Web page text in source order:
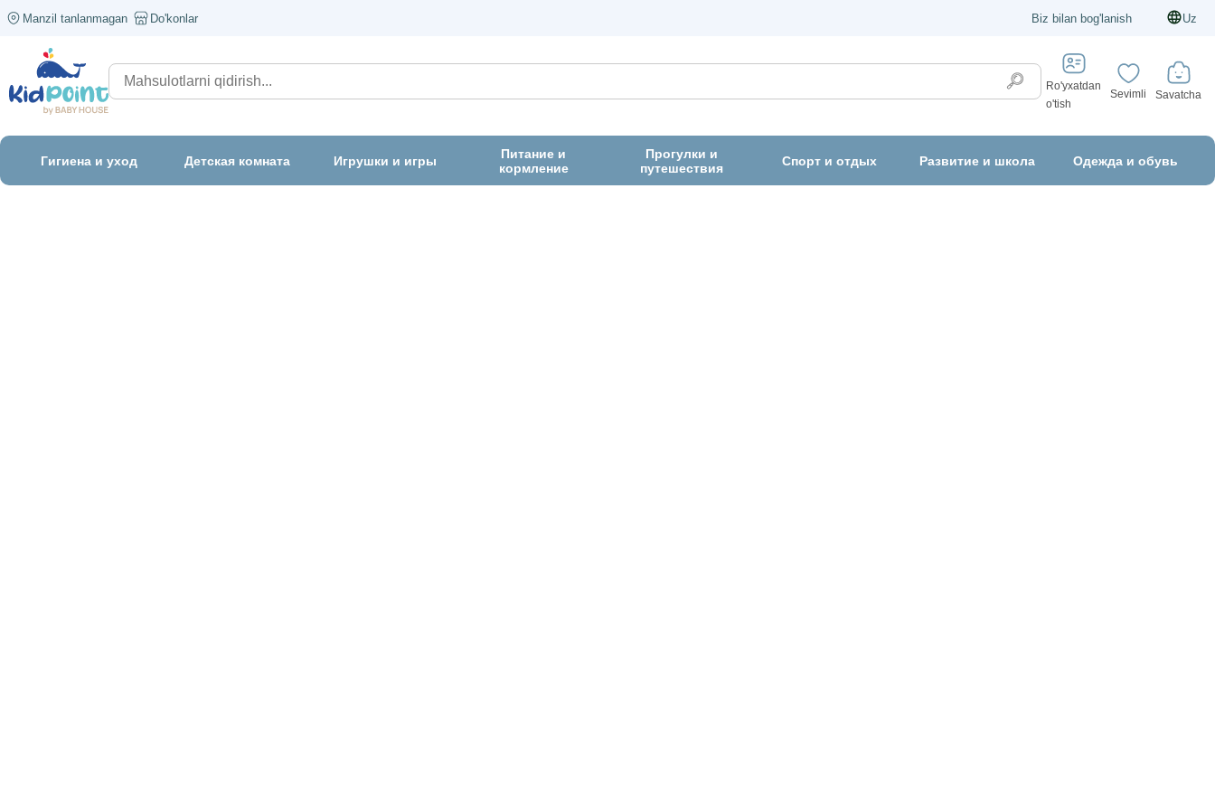
Manzil tanlanmagan Do'konlar Biz bilan bog'lanish Uz
Ro'yxatdan
o'tish
Sevimli Savatcha
Гигиена и уход Детская комната Игрушки и игры
Питание и
кормление
Прогулки и
путешествия
Спорт и отдых Развитие и школа Одежда и обувь